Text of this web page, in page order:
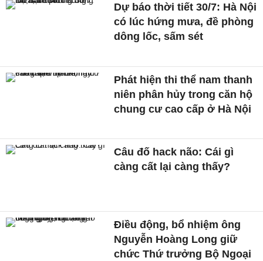
Dự báo thời tiết 30/7: Hà Nội
có lúc hứng mưa, đề phòng
dông lốc, sấm sét
Phát hiện thi thể nam thanh
niên phân hủy trong căn hộ
chung cư cao cấp ở Hà Nội
Câu đố hack não: Cái gì
càng cất lại càng thấy?
Điều động, bổ nhiệm ông
Nguyễn Hoàng Long giữ
chức Thứ trưởng Bộ Ngoại